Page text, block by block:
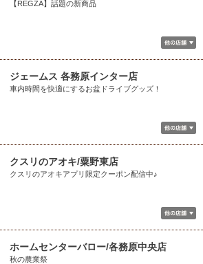
【REGZA】話題の新商品
ジェームス 各務原インター店
車内時間を快適にするお盆ドライブグッズ！
クスリのアオキ/粟野東店
クスリのアオキアプリ限定クーポン配信中♪
ホームセンターバロー/各務原中央店
秋の農業祭